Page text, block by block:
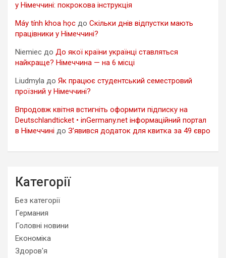
у Німеччині: покрокова інструкція
Máy tính khoa học до Скільки днів відпустки мають
працівники у Німеччині?
Niemiec до До якої країни українці ставляться
найкраще? Німеччина — на 6 місці
Liudmyla до Як працює студентський семестровий
проїзний у Німеччині?
Впродовж квітня встигніть оформити підписку на
Deutschlandticket • inGermany.net інформаційний портал
в Німеччині до З’явився додаток для квитка за 49 євро
Категорії
Без категорії
Германия
Головні новини
Економіка
Здоров'я